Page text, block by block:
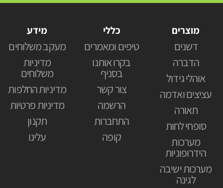
מוצרים
דשנים
הדברה
אוהלי גידול
עציצים ואדמה
תאורה
סופחי לחות
מערכות
הידרופוניות
מערכות ישיבה
לגינה
כללי
טיפים ומאמרים
בקרו אותנו
בסניף
צור קשר
הרשמה
התחברות
קופה
מידע
מעקב משלוחים
מדיניות
משלוחים
מדיניות החלפות
מדיניות פרטיות
תקנון
עלינו